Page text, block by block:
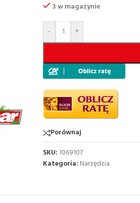
3 w magazynie
- +
Porównaj
SKU: 1069107
Kategoria: Narzędzia